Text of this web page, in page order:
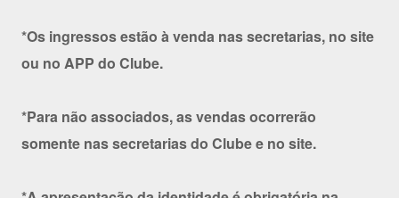
*Os ingressos estão à venda nas secretarias, no site
ou no APP do Clube.
*Para não associados, as vendas ocorrerão
somente nas secretarias do Clube e no site.